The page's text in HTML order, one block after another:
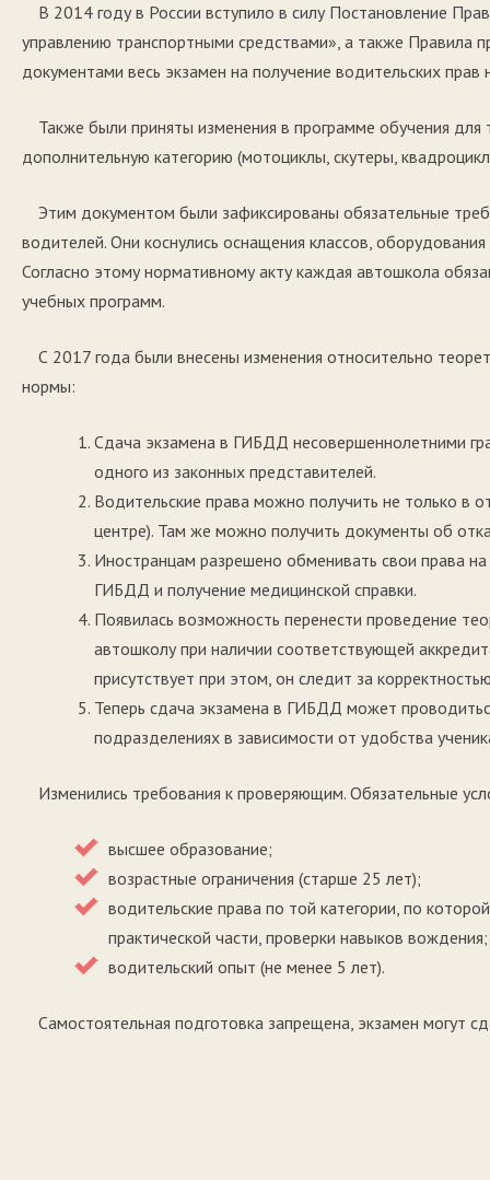
В 2014 году в России вступило в силу Постановление
управлению транспортными средствами», а также Правила
документами весь экзамен на получение водительских
Также были приняты изменения в программе обучения
дополнительную категорию (мотоциклы, скутеры,
Этим документом были зафиксированы обязательные
водителей. Они коснулись оснащения классов,
Согласно этому нормативному акту каждая автошкола
учебных программ.
С 2017 года были внесены изменения относительно
нормы:
Сдача экзамена в ГИБДД несовершеннолетними
одного из законных представителей.
Водительские права можно получить не только
центре). Там же можно получить документы об
Иностранцам разрешено обменивать свои права
ГИБДД и получение медицинской справки.
Появилась возможность перенести проведение
автошколу при наличии соответствующей
присутствует при этом, он следит за
Теперь сдача экзамена в ГИБДД может
подразделениях в зависимости от удобства
Изменились требования к проверяющим. Обязательные
высшее образование;
возрастные ограничения (старше 25 лет);
водительские права по той категории, по
практической части, проверки навыков вождения;
водительский опыт (не менее 5 лет).
Самостоятельная подготовка запрещена, экзамен могут